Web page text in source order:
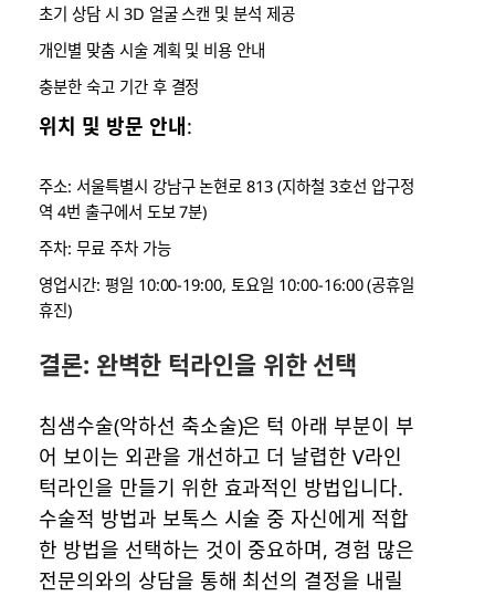
초기 상담 시 3D 얼굴 스캔 및 분석 제공
개인별 맞춤 시술 계획 및 비용 안내
충분한 숙고 기간 후 결정
위치 및 방문 안내:
주소: 서울특별시 강남구 논현로 813 (지하철 3호선 압구정
역 4번 출구에서 도보 7분)
주차: 무료 주차 가능
영업시간: 평일 10:00-19:00, 토요일 10:00-16:00 (공휴일
휴진)
결론: 완벽한 턱라인을 위한 선택
침샘수술(악하선 축소술)은 턱 아래 부분이 부
어 보이는 외관을 개선하고 더 날렵한 V라인
턱라인을 만들기 위한 효과적인 방법입니다.
수술적 방법과 보톡스 시술 중 자신에게 적합
한 방법을 선택하는 것이 중요하며, 경험 많은
전문의와의 상담을 통해 최선의 결정을 내릴